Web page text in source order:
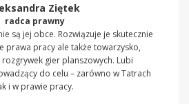
Ziętek
radca prawny
są jej obce. Rozwiązuje je skutecznie
prawa pracy ale także towarzysko,
rozgrywek gier planszowych. Lubi
do celu – zarówno w Tatrach
i w prawie pracy.